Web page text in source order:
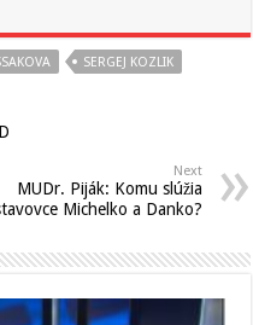
SERGEJ KOZLIK
Next
MUDr. Piják: Komu slúžia
Michelko a Danko?